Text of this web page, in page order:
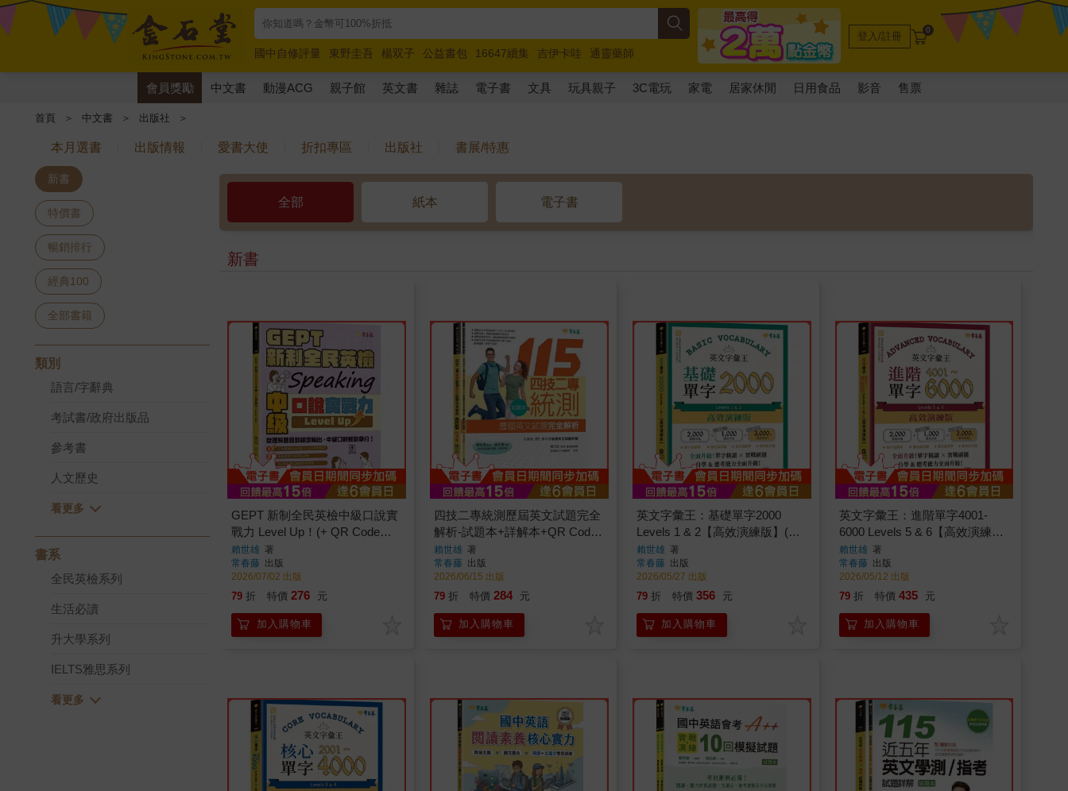
國中自修評量 東野圭吾 楊双子 公益書包 16647續集 吉伊卡哇
通靈藥師
唯紅花綻放
奧德賽 路邊攤新作 馬斯克 玩具總動員5 超慢跑
登入/註冊 0
會員獎勵 中文書 動漫ACG 親子館 英文書 雜誌 電子書 文具 玩具親子 3C電玩 家電 居家休閒 日用食品 影音 售票
首頁 ＞ 中文書 ＞ 出版社 ＞
本月選書 出版情報 愛書大使 折扣專區 出版社 書展/特惠
新書
特價書
暢銷排行
經典100
全部書籍
類別
語言/字辭典
考試書/政府出版品
參考書
人文歷史
書系
全民英檢系列
生活必讀
升大學系列
IELTS雅思系列
全部 紙本 電子書
新書
GEPT 新制全民英檢中級口說實
戰力 Level Up！(+ QR Code線
上音檔 + AI口說練習)
賴世雄 著
常春藤 出版
2026/07/02 出版
79 折 特價 276 元
加入購物車
四技二專統測歷屆英文試題完全
解析-試題本+詳解本+QR Code
線上音檔(115年版)
賴世雄 著
常春藤 出版
2026/06/15 出版
79 折 特價 284 元
加入購物車
英文字彙王：基礎單字2000
Levels 1 & 2【高效演練版】(附
試題本，加碼送半年免費數位學
習體驗)
賴世雄 著
常春藤 出版
2026/05/27 出版
79 折 特價 356 元
加入購物車
英文字彙王：進階單字4001-
6000 Levels 5 & 6【高效演練
版】(附試題本，加碼送半年免
費數位學習體驗)
賴世雄 著
常春藤 出版
2026/05/12 出版
79 折 特價 435 元
加入購物車